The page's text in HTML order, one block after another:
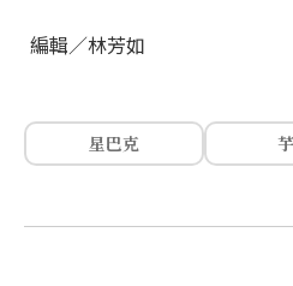
編輯／林芳如
星巴克